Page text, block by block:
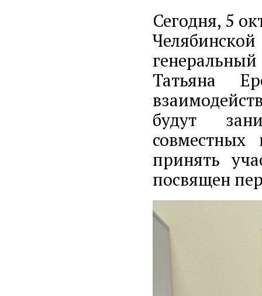
Сегодня, 5
Татьяна
будут
принять
посвящен